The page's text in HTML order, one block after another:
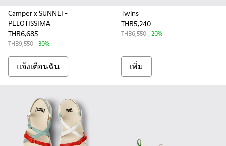
Camper x SUNNEI -
PELOTISSIMA
THB6,685
THB9,550 -30%
แจ้งเตือนฉัน
Twins
THB5,240
THB6,550 -20%
เพิ่ม